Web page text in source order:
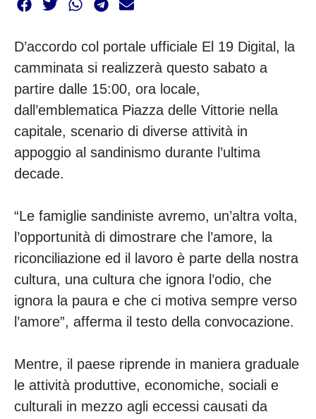
D’accordo col portale ufficiale El 19 Digital, la
camminata si realizzerà questo sabato a
partire dalle 15:00, ora locale,
dall’emblematica Piazza delle Vittorie nella
capitale, scenario di diverse attività in
appoggio al sandinismo durante l’ultima
decade.
“Le famiglie sandiniste avremo, un’altra volta,
l’opportunità di dimostrare che l’amore, la
riconciliazione ed il lavoro è parte della nostra
cultura, una cultura che ignora l’odio, che
ignora la paura e che ci motiva sempre verso
l’amore”, afferma il testo della convocazione.
Mentre, il paese riprende in maniera graduale
le attività produttive, economiche, sociali e
culturali in mezzo agli eccessi causati da